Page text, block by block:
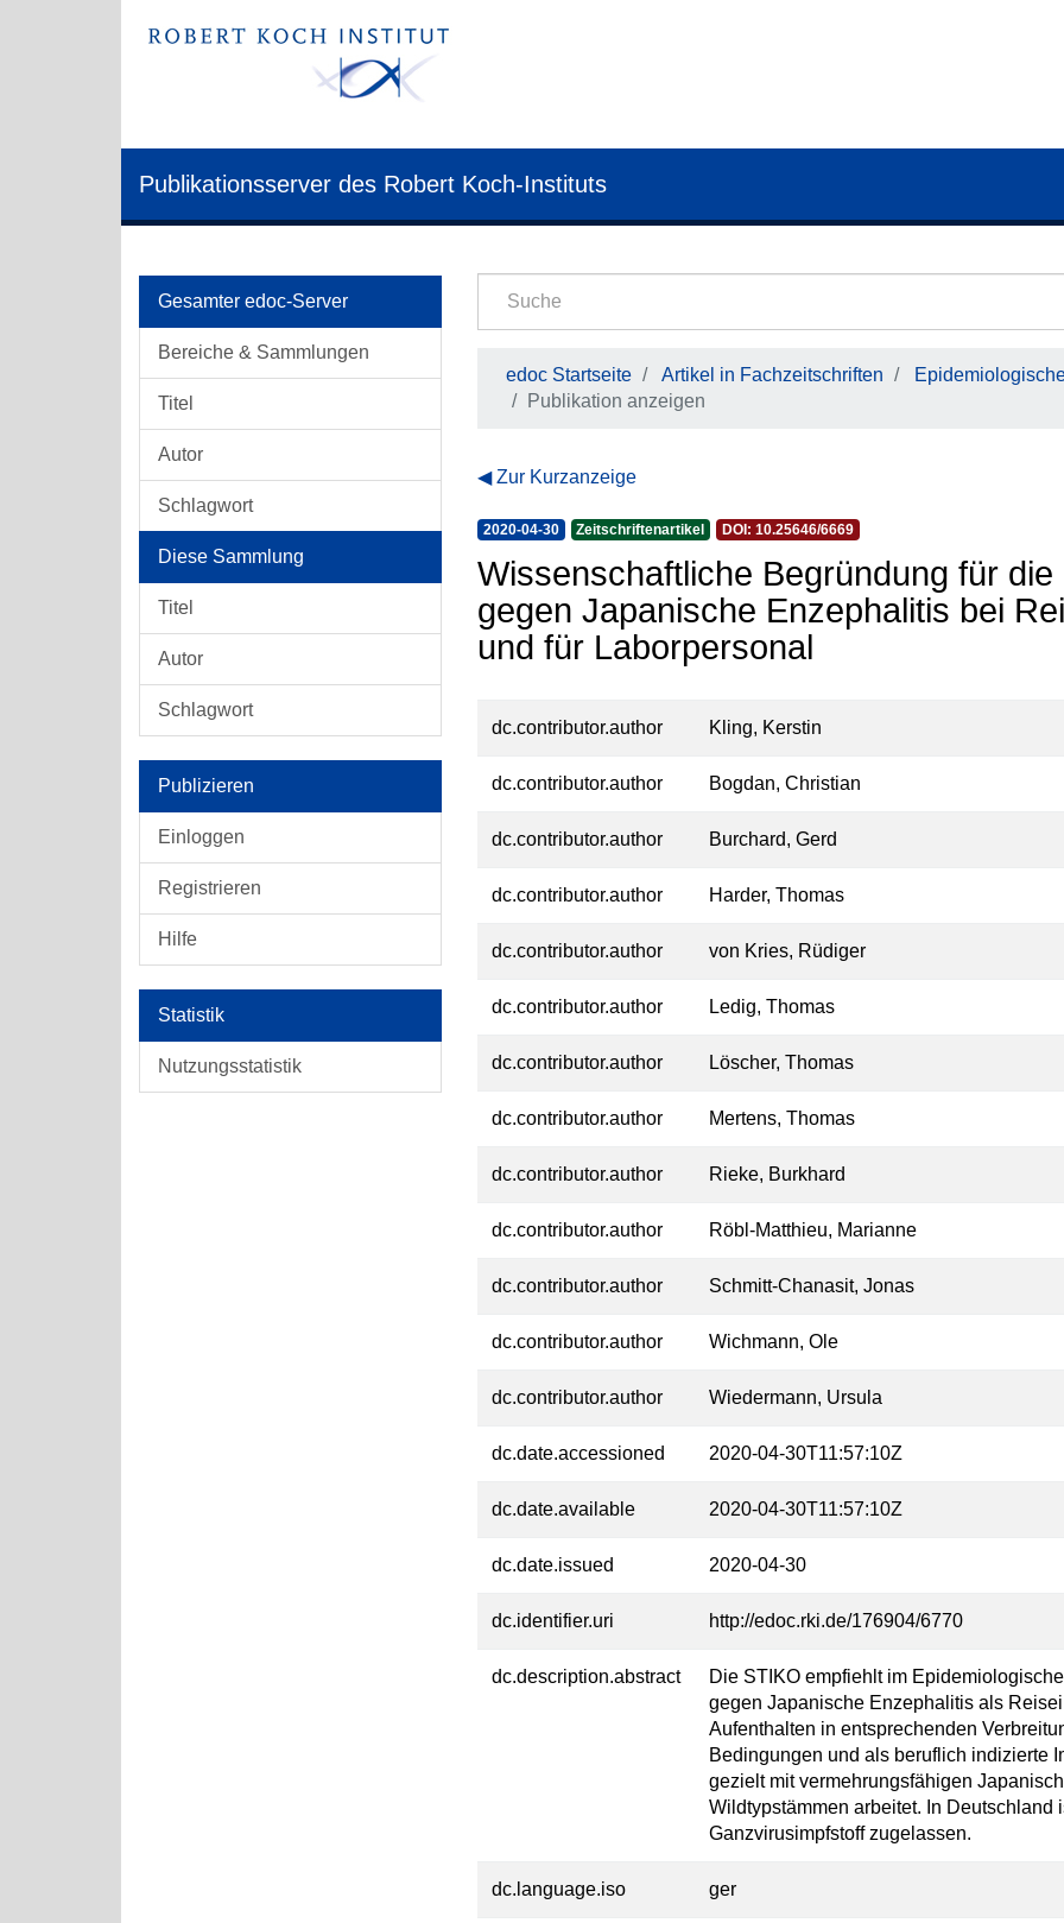
Publikationsserver des Robert Koch-Instituts
Gesamter edoc-Server
Bereiche & Sammlungen
Titel
Autor
Schlagwort
Diese Sammlung
Titel
Autor
Schlagwort
Publizieren
Einloggen
Registrieren
Hilfe
Statistik
Nutzungsstatistik
edoc Startseite Artikel in Fachzeitschriften
Publikation anzeigen
Zur Kurzanzeige
2020-04-30 Zeitschriftenartikel DOI: 10.25646/6669
Wissenschaftliche Begründung für
gegen Japanische Enzephalitis bei
und für Laborpersonal
dc.contributor.author Kling, Kerstin
dc.contributor.author Bogdan, Christian
dc.contributor.author Burchard, Gerd
dc.contributor.author Harder, Thomas
dc.contributor.author von Kries, Rüdiger
dc.contributor.author Ledig, Thomas
dc.contributor.author Löscher, Thomas
dc.contributor.author Mertens, Thomas
dc.contributor.author Rieke, Burkhard
dc.contributor.author Röbl-Matthieu, Marianne
dc.contributor.author Schmitt-Chanasit, Jonas
dc.contributor.author Wichmann, Ole
dc.contributor.author Wiedermann, Ursula
dc.date.accessioned 2020-04-30T11:57:10Z
dc.date.available 2020-04-30T11:57:10Z
dc.date.issued 2020-04-30
dc.identifier.uri http://edoc.rki.de/176904/6770
dc.description.abstract
Die STIKO empfiehlt im
gegen Japanische Enzephalitis als
Aufenthalten in entsprechenden
Bedingungen und als beruflich indizierte
gezielt mit vermehrungsfähigen
Wildtypstämmen arbeitet. In Deutschland
Ganzvirusimpfstoff zugelassen.
dc.language.iso ger